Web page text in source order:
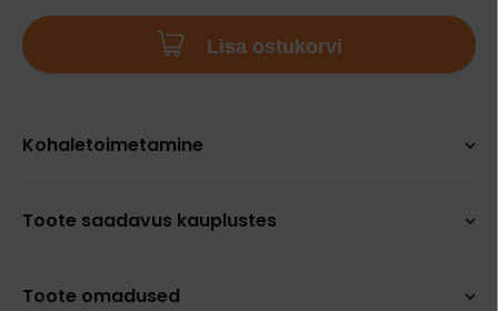
Lisa ostukorvi
Kohaletoimetamine
Toote saadavus kauplustes
Toote omadused